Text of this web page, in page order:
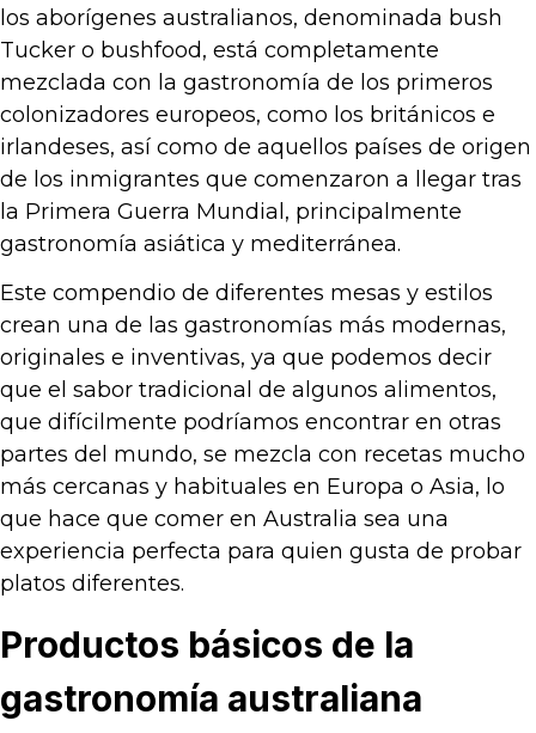
los aborígenes australianos, denominada bush
Tucker o bushfood, está completamente
mezclada con la gastronomía de los primeros
colonizadores europeos, como los británicos e
irlandeses, así como de aquellos países de origen
de los inmigrantes que comenzaron a llegar tras
la Primera Guerra Mundial, principalmente
gastronomía asiática y mediterránea.
Este compendio de diferentes mesas y estilos
crean una de las gastronomías más modernas,
originales e inventivas, ya que podemos decir
que el sabor tradicional de algunos alimentos,
que difícilmente podríamos encontrar en otras
partes del mundo, se mezcla con recetas mucho
más cercanas y habituales en Europa o Asia, lo
que hace que comer en Australia sea una
experiencia perfecta para quien gusta de probar
platos diferentes.
Productos básicos de la
gastronomía australiana